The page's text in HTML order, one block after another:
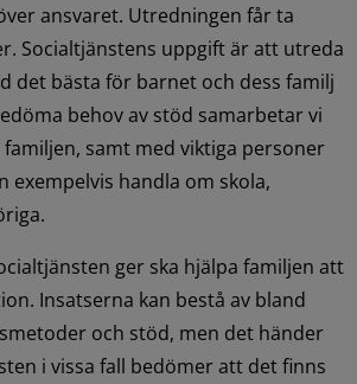
ansvaret. Utredningen får ta
Socialtjänstens uppgift är att utreda
det bästa för barnet och dess familj
behov av stöd samarbetar vi
samt med viktiga personer
exempelvis handla om skola,
ger ska hjälpa familjen att
Insatserna kan bestå av bland
och stöd, men det händer
i vissa fall bedömer att det finns